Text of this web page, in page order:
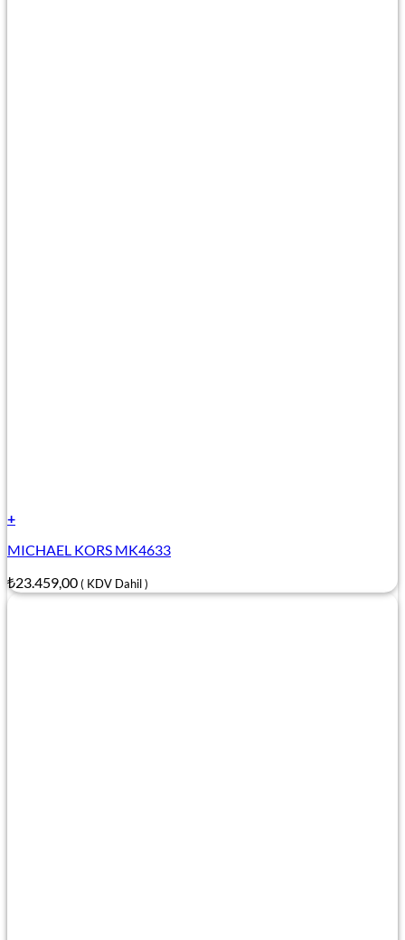
+
MICHAEL KORS MK4633
₺23.459,00( KDV Dahil )